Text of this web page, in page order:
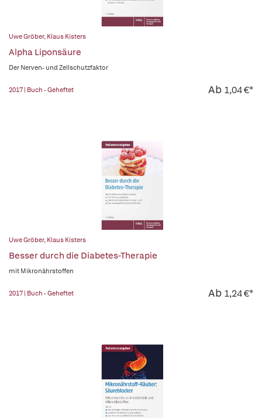
Uwe Gröber, Klaus Kisters
Alpha Liponsäure
Der Nerven- und Zellschutzfaktor
2017 | Buch - Geheftet Ab 1,04 €*
Uwe Gröber, Klaus Kisters
Besser durch die Diabetes-Therapie
mit Mikronährstoffen
2017 | Buch - Geheftet Ab 1,24 €*